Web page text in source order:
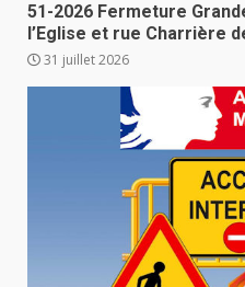
51-2026 Fermeture
l’Eglise et rue Charrière
31 juillet 2026